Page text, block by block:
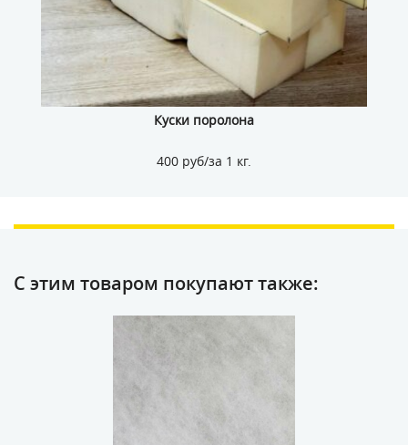
Куски поролона
400 руб/за 1 кг.
С этим товаром покупают также: